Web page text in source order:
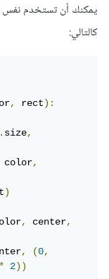
0 , 0 ))
يقوم الكود السابق
يمكنك أن تستخدم نفس
كالتالي:
, rect):
size,
color,
)
, center,
, (0,
* 2))